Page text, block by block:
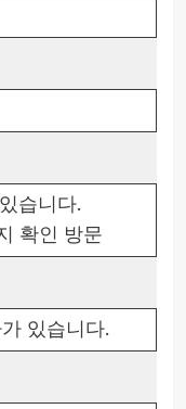
습니다.
확인 방문
있습니다.